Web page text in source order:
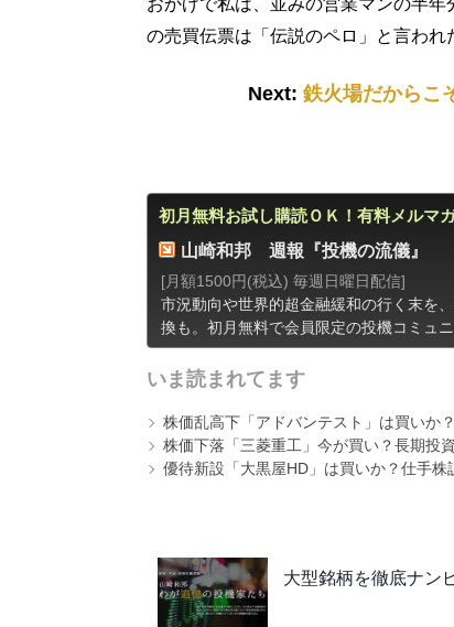
の売買伝票は「伝説のペロ」と言われ
Next: 鉄火場だからこ
初月無料お試し購読ＯＫ！有料メルマ
山崎和邦 週報『投機の流儀』
[月額1500円(税込) 毎週日曜日配信]
市況動向や世界的超金融緩和の行く末を
換も。初月無料で会員限定の投機コミュ
いま読まれてます
株価乱高下「アドバンテスト」は買いか
株価下落「三菱重工」今が買い？長期投
優待新設「大黒屋HD」は買いか？仕手
大型銘柄を徹底ナン